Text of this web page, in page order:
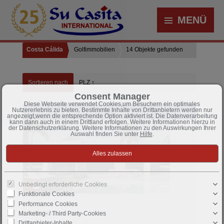
MENÜ
Costa Cálida Golfimmobilien 14 Objekte gefunden
Sortieren nach PLZ ↑
Alhama de Murcia: Villen mit 3 Schlafzimmern, 2 Bädern, Dachterrasse, Vorinstallation Klimaanlage und Privatpool im Condado de Alhama Golf Resort Objekt-Nr.: HA-AHN-120-E02
7
Basisinformationen
Consent Manager
Diese Webseite verwendet Cookies,um Besuchern ein optimales
Nutzererlebnis zu bieten. Bestimmte Inhalte von Drittanbietern werden nur
angezeigt,wenn die entsprechende Option aktiviert ist. Die Datenverarbeitung
kann dann auch in einem Drittland erfolgen. Weitere Informationen hierzu in
der Datenschutzerklärung. Weitere Informationen zu den Auswirkungen Ihrer
Auswahl finden Sie unter Hilfe.
Unbedingt erforderliche Cookies
Funktionale Cookies
Performance Cookies
Marketing- / Third Party-Cookies